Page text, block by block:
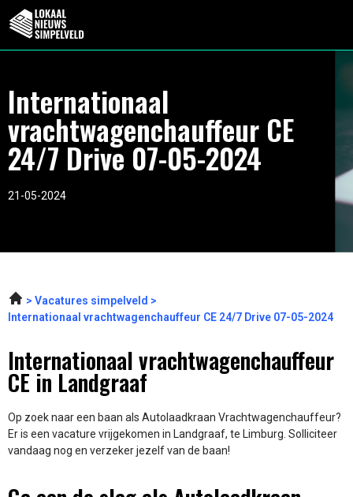
Internationaal
vrachtwagenchauffeur CE
24/7 Drive 07-05-2024
21-05-2024
Vacatures simpelveld
Internationaal vrachtwagenchauffeur CE 24/7 Drive 07-05-2024
Internationaal vrachtwagenchauffeur
CE in Landgraaf
Op zoek naar een baan als Autolaadkraan Vrachtwagenchauffeur?
Er is een vacature vrijgekomen in Landgraaf, te Limburg. Solliciteer
vandaag nog en verzeker jezelf van de baan!